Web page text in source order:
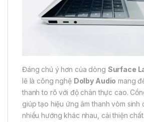
Đáng chú ý hơn của dòng Surface
lẽ là công nghệ Dolby Audio mang
thanh to rõ với độ chân thực cao.
giúp tạo hiệu ứng âm thanh vòm sinh
nhiều hướng khác nhau, cải thiện